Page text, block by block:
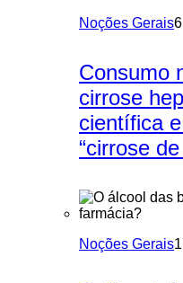
Noções Gerais
Consumo
cirrose
científica
“cirrose
Noções Gerais